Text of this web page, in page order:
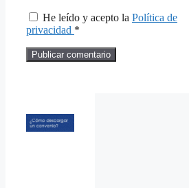
He leído y acepto la Política de
privacidad *